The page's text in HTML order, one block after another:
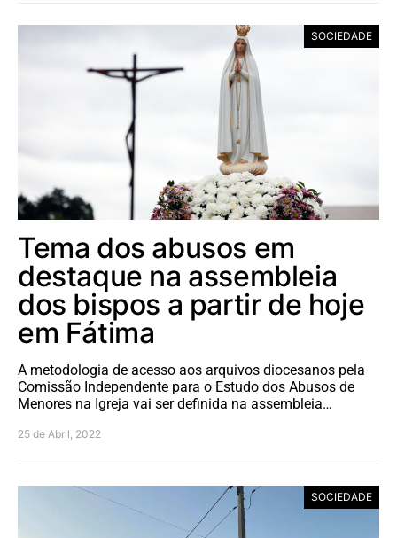
SOCIEDADE
Tema dos abusos em
destaque na assembleia
dos bispos a partir de hoje
em Fátima
A metodologia de acesso aos arquivos diocesanos pela
Comissão Independente para o Estudo dos Abusos de
Menores na Igreja vai ser definida na assembleia…
25 de Abril, 2022
SOCIEDADE